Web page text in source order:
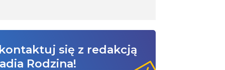
się z redakcją
Rodzina!